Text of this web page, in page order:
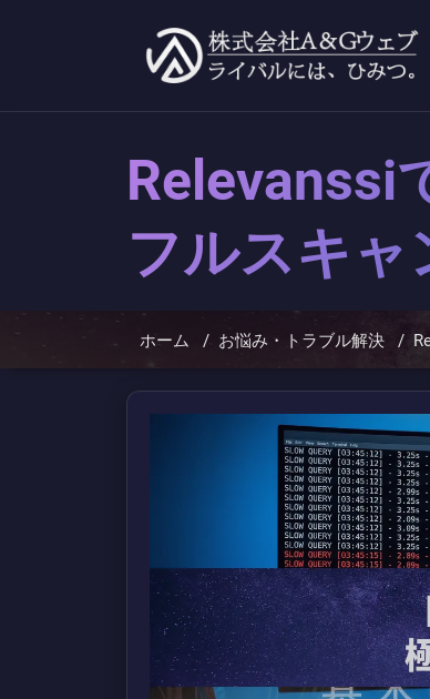
へ
Relevanssi
フルスキャ
ホーム / お悩み・トラブル解決 /